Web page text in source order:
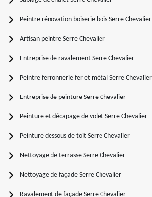
Peintre rénovation boiserie bois Serre Chevalier
Artisan peintre Serre Chevalier
Entreprise de ravalement Serre Chevalier
Peintre ferronnerie fer et métal Serre Chevalier
Entreprise de peinture Serre Chevalier
Peinture et décapage de volet Serre Chevalier
Peinture dessous de toit Serre Chevalier
Nettoyage de terrasse Serre Chevalier
Nettoyage de façade Serre Chevalier
Ravalement de façade Serre Chevalier